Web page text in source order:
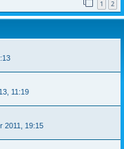
1 2
11:19
2011, 19:15